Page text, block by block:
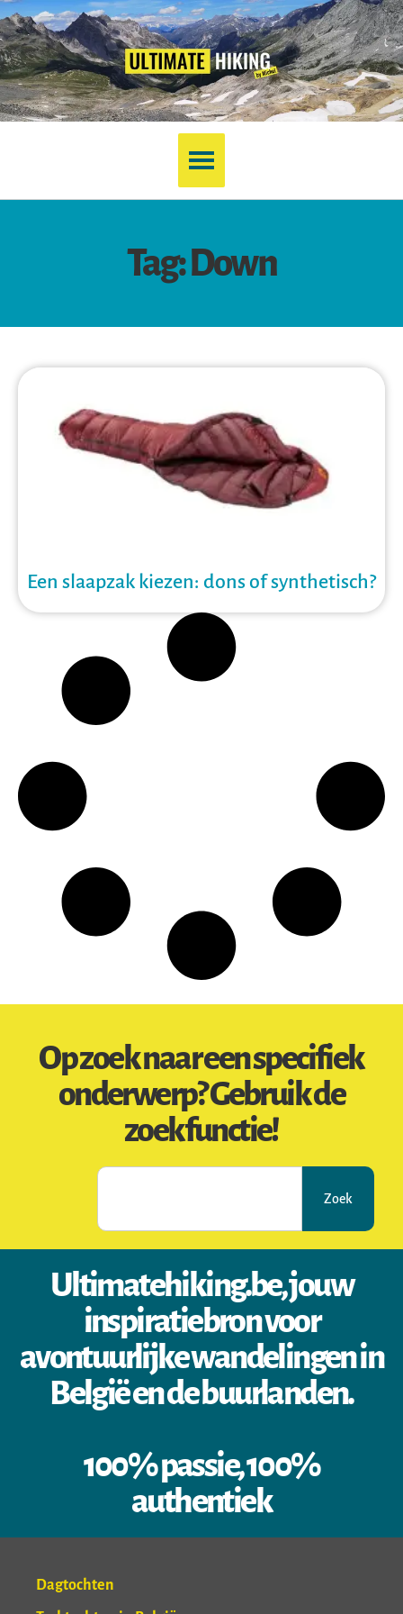
Tag: Down
Een slaapzak kiezen: dons of synthetisch?
Op zoek naar een specifiek
onderwerp? Gebruik de
zoekfunctie!
Zoek
Ultimatehiking.be, jouw
inspiratiebron voor
avontuurlijke wandelingen in
België en de buurlanden.
100% passie, 100%
authentiek
Dagtochten